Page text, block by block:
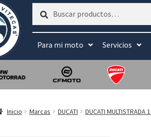
Buscar
Buscar
Para mi moto Servicios
Inicio Marcas DUCATI DUCATI MULTISTRADA